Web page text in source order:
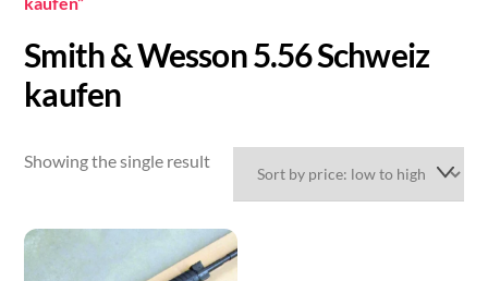
Smith & Wesson 5.56 Schweiz
kaufen
Showing the single result